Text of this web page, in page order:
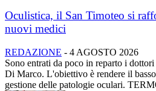
Oculistica, il San Timoteo si
nuovi medici
REDAZIONE - 4 AGOSTO 2026
Sono entrati da poco in reparto i
Di Marco. L'obiettivo è rendere il
gestione delle patologie oculari.